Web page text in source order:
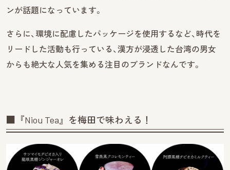
ンが話題になっています。
さらに、環境に配慮したパッケージを使用するなど、時代を
リードした活動も行っている、漢方が浸透した台湾の男女
からも絶大な人気を集める注目のブランドなんです。
■『Niou Tea』を梅田で味わえる！